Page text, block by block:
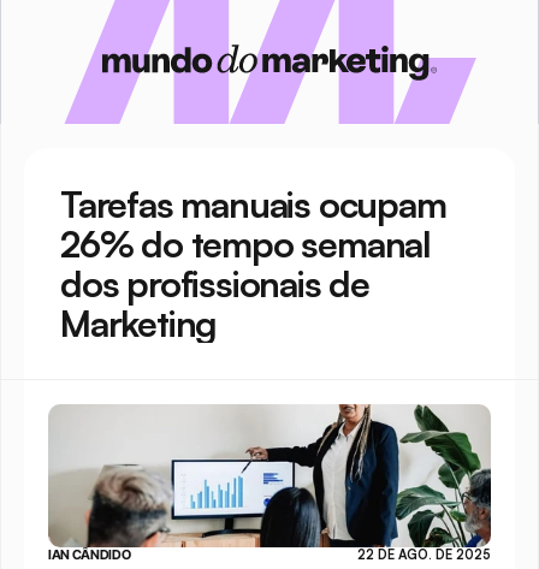
Tarefas manuais ocupam
26% do tempo semanal
dos profissionais de
Marketing
IAN CÂNDIDO 22 DE AGO. DE 2025